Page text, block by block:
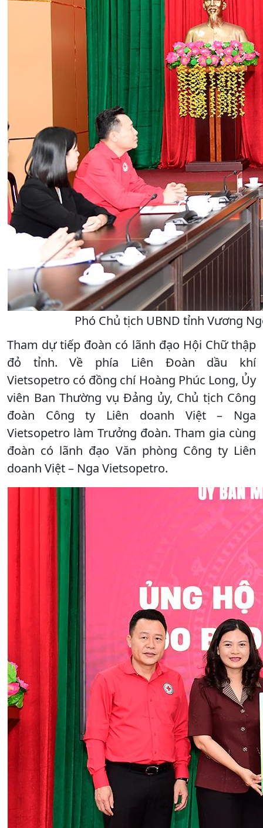
Phó Chủ tịch UBND tỉnh Vương
Tham dự tiếp đoàn có lãnh đạo Hội Chữ thập
đỏ tỉnh. Về phía Liên Đoàn dầu khí
Vietsopetro có đồng chí Hoàng Phúc Long, Ủy
viên Ban Thường vụ Đảng ủy, Chủ tịch Công
đoàn Công ty Liên doanh Việt – Nga
Vietsopetro làm Trưởng đoàn. Tham gia cùng
đoàn có lãnh đạo Văn phòng Công ty Liên
doanh Việt – Nga Vietsopetro.